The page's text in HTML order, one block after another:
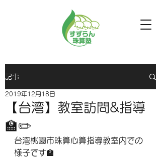
記事
【台湾】教室訪問&指導
🏫✏️
2019年12月18日
台湾桃園市珠算心算指導教室内での
様子です🏫